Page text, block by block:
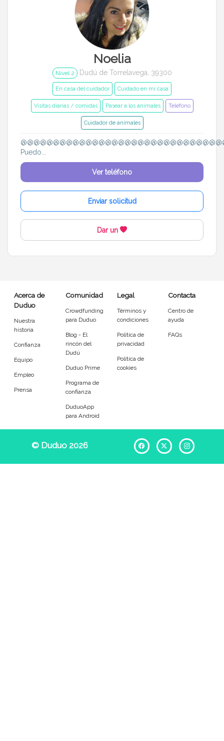
Noelia
Nivel 2 Dudú de Torrelavega, 39300
En casa del cuidador Cuidado en mi casa
Visitas diarias / comidas Pasear a los animales Teléfono
Cuidador de animales
Puedo...
Ver teléfono
Enviar solicitud
Dar un
Acerca de
Duduo
Nuestra
historia
Confianza
Equipo
Empleo
Prensa
Comunidad
Crowdfunding
para Duduo
Blog - El
rincón del
Dudú
Duduo Prime
Programa de
confianza
DuduoApp
para Android
Legal
Términos y
condiciones
Política de
privacidad
Política de
cookies
Contacta
Centro de
ayuda
FAQs
© Duduo 2026 Facebook
X